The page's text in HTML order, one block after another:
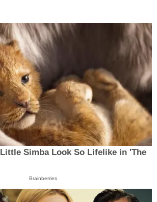
Little Simba Look So Lifelike in 'The
Brainberries